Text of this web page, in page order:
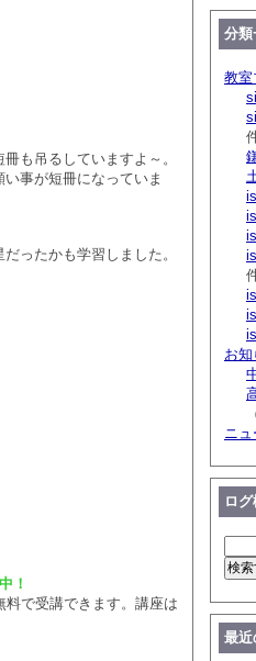
も吊るしていますよ～。
事が短冊になっていま
ったかも学習しました。
！
で受講できます。講座は
分類
教室
お
ニュ
ロ
最近